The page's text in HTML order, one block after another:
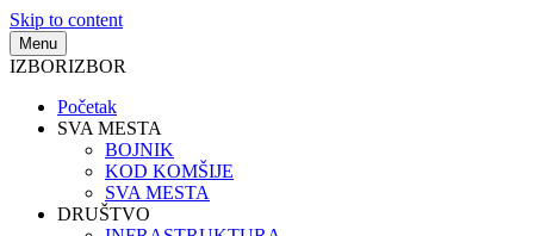
Skip to content
Menu
IZBORIZBOR
Početak
SVA MESTA
BOJNIK
KOD KOMŠIJE
SVA MESTA
DRUŠTVO